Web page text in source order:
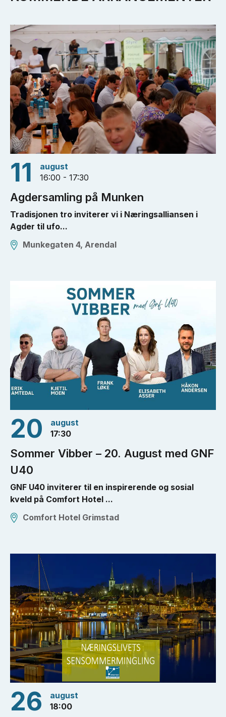
11
august
16:00 - 17:30
Agdersamling på Munken
Tradisjonen tro inviterer vi i Næringsalliansen i
Agder til ufo...
Munkegaten 4, Arendal
20
august
17:30
Sommer Vibber – 20. August med GNF
U40
GNF U40 inviterer til en inspirerende og sosial
kveld på Comfort Hotel ...
Comfort Hotel Grimstad
26
august
18:00